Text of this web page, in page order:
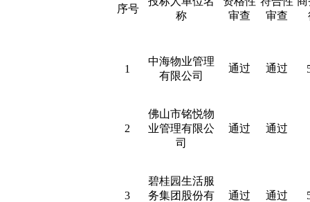
序号
称
审查
审查
1
中海物业管理
有限公司
通过 通过
2
佛山市铭悦物
业管理有限公
司
通过 通过
3
碧桂园生活服
务集团股份有
通过 通过